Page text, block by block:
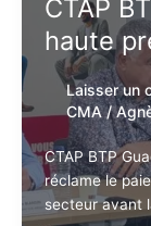
au
Gosier
CTAP
haute
Laisser un
Une CMA/
CTAP BTP
réclame le
secteur avant